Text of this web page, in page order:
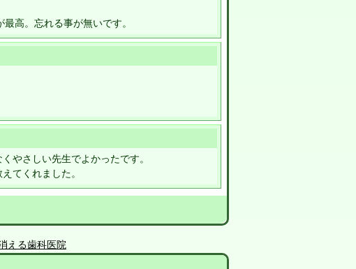
高。忘れる事が無いです。
やさしい先生でよかったです。
てくれました。
える歯科医院